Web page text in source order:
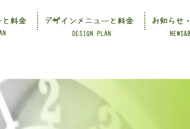
DESIGN PLAN
と料金 デザインメニューと料金 お知らせ